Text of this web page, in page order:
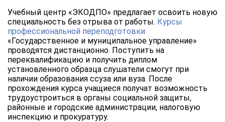
Учебный центр «ЭКОДПО» предлагает освоить новую
специальность без отрыва от работы. Курсы
профессиональной переподготовки
«Государственное и муниципальное управление»
проводятся дистанционно. Поступить на
переквалификацию и получить диплом
установленного образца слушатели смогут при
наличии образования ссуза или вуза. После
прохождения курса учащиеся получат возможность
трудоустроиться в органы социальной защиты,
районные и городские администрации, налоговую
инспекцию и прокуратуру.